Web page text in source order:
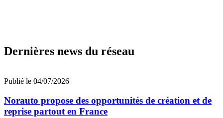
Dernières news du réseau
Publié le 04/07/2026
Norauto propose des opportunités de création et de
reprise partout en France